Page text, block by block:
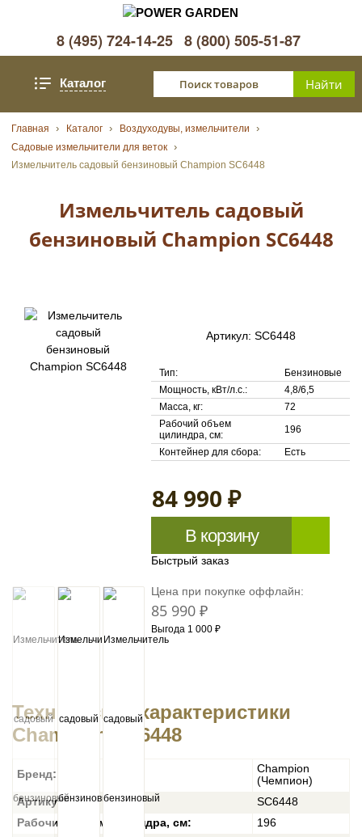
8 (495) 724-14-25 8 (800) 505-51-87
Каталог
Главная Каталог
Воздуходувы, измельчители
Садовые измельчители для веток
Измельчитель садовый бензиновый Champion SC6448
Измельчитель садовый
бензиновый Champion SC6448
Артикул: SC6448
Тип:
Бензиновые
Мощность, кВт/л.с.:
4,8/6,5
Масса, кг:
72
Рабочий объем
цилиндра, см:
196
Контейнер для сбора:
Есть
84 990 ₽
В корзину
Быстрый заказ
Цена при покупке оффлайн:
85 990 ₽
Выгода 1 000 ₽
Технические характеристики
Champion SC6448
Бренд:
Champion
(Чемпион)
Артикул:
SC6448
Рабочий объем цилиндра, см:
196